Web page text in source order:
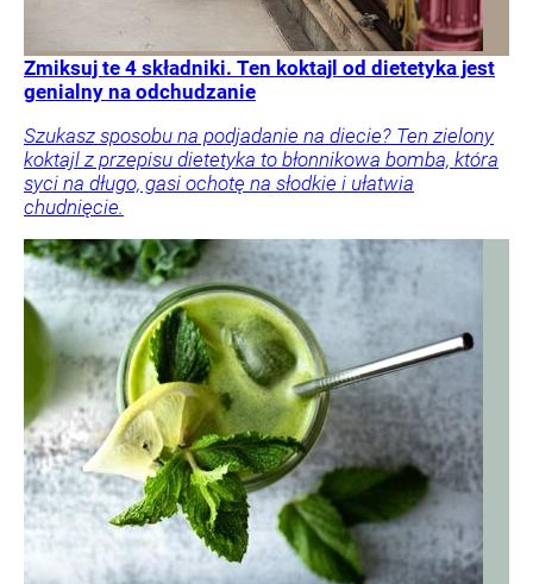
Zmiksuj te 4 składniki. Ten koktajl od dietetyka jest
genialny na odchudzanie
Szukasz sposobu na podjadanie na diecie? Ten zielony
koktajl z przepisu dietetyka to błonnikowa bomba, która
syci na długo, gasi ochotę na słodkie i ułatwia
chudnięcie.